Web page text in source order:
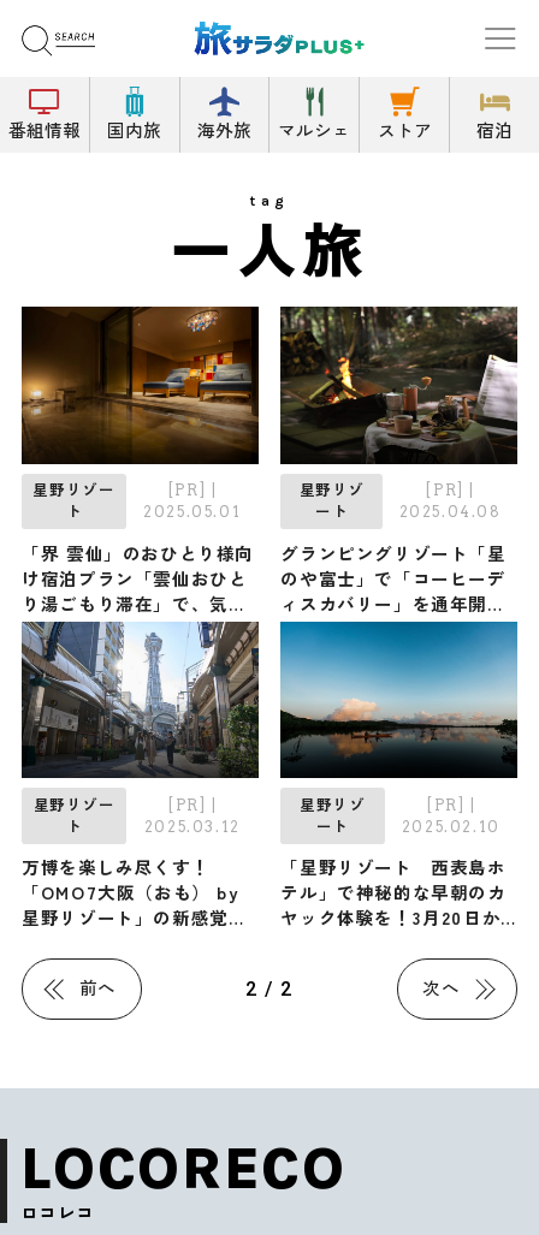
番組情報 国内旅 海外旅 マルシェ ストア 宿泊
tag
一人旅
星野リゾー
ト
[PR]
2025.05.01
「界 雲仙」のおひとり様向
け宿泊プラン「雲仙おひと
り湯ごもり滞在」で、気ま
まに湯浴みを楽しむひとり
温泉旅
星野リゾ
ート
[PR]
2025.04.08
グランピングリゾート「星
のや富士」で「コーヒーデ
ィスカバリー」を通年開
催 静かな森の中で、焚き
火で淹れたコーヒーを楽し
もう
星野リゾー
ト
[PR]
2025.03.12
万博を楽しみ尽くす！
「OMO7大阪（おも） by
星野リゾート」の新感覚コ
EXPO」が開催中
星野リゾ
ート
[PR]
2025.02.10
「星野リゾート 西表島ホ
テル」で神秘的な早朝のカ
ヤック体験を！3月20日か
前へ 2 / 2 次へ
LOCORECO
ロコレコ